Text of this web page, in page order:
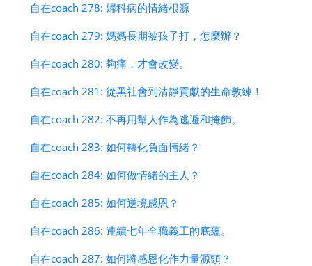
自在coach 278: 婦科病的情緒根源
自在coach 279: 媽媽長期被孩子打，怎麼辦？
自在coach 280: 夠痛，才會改變。
自在coach 281: 從黑社會到清靜貢獻的生命教練！
自在coach 282: 不再用幫人作為逃避和掩飾。
自在coach 283: 如何轉化負面情緒？
自在coach 284: 如何做情緒的主人？
自在coach 285: 如何逆境感恩？
自在coach 286: 連續七年全職義工的底蘊。
自在coach 287: 如何將感恩化作力量源頭？